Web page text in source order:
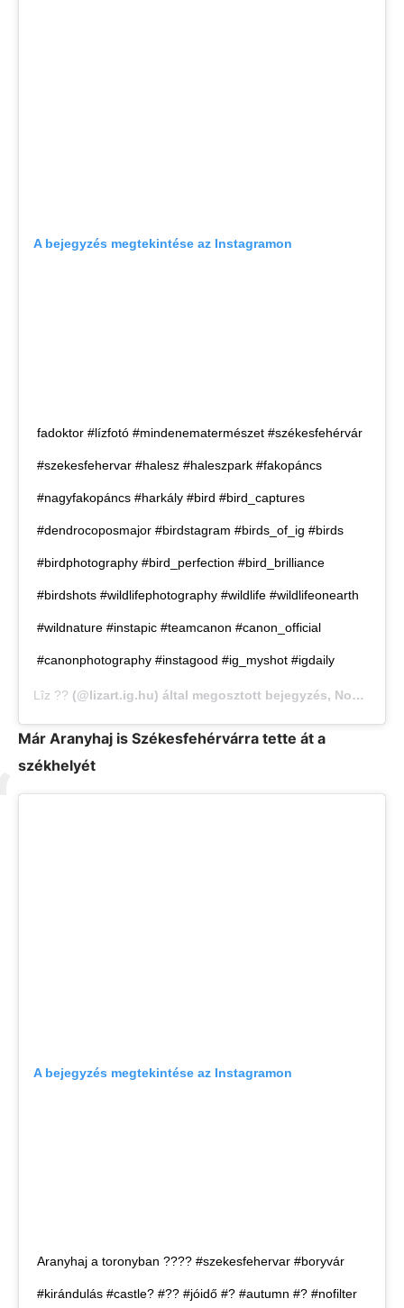
A bejegyzés megtekintése az Instagramon
fadoktor #lízfotó #mindenematermészet #székesfehérvár
#szekesfehervar #halesz #haleszpark #fakopáncs
#nagyfakopáncs #harkály #bird #bird_captures
#dendrocoposmajor #birdstagram #birds_of_ig #birds
#birdphotography #bird_perfection #bird_brilliance
#birdshots #wildlifephotography #wildlife #wildlifeonearth
#wildnature #instapic #teamcanon #canon_official
#canonphotography #instagood #ig_myshot #igdaily
Lîz ?? (@lizart.ig.hu) által megosztott bejegyzés, Nov 5., 2019, időpont: 5:15 (PST időzóna szerint)
Már Aranyhaj is Székesfehérvárra tette át a
székhelyét
A bejegyzés megtekintése az Instagramon
Aranyhaj a toronyban ???? #szekesfehervar #boryvár
#kirándulás #castle? #?? #jóidő #? #autumn #? #nofilter